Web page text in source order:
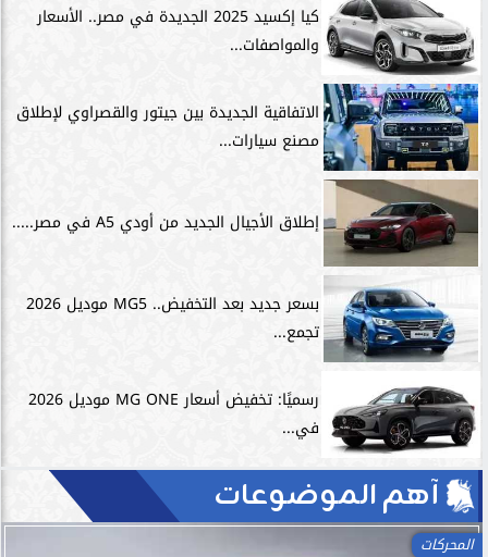
كيا إكسيد 2025 الجديدة في مصر.. الأسعار
والمواصفات...
الاتفاقية الجديدة بين جيتور والقصراوي لإطلاق
مصنع سيارات...
إطلاق الأجيال الجديد من أودي A5 في مصر.....
بسعر جديد بعد التخفيض.. MG5 موديل 2026
تجمع...
رسميًا: تخفيض أسعار MG ONE موديل 2026
في...
آهم الموضوعات
المحركات